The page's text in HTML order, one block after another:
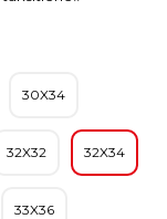
30X34
32X32 32X34
33X36